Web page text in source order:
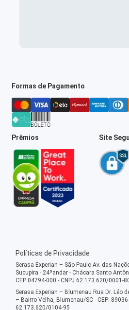
Formas de Pagamento
Prêmios Site
Políticas de Privacidade
Serasa Experian – São Paulo Av. das
Sucupira - 24ºandar - Chácara Santo
CEP:04794-000 - CNPJ 62.173.620/0001-
Serasa Experian – Blumenau Rua Dr. Léo
– Bairro Velha, Blumenau/SC - CEP:
62.173.620/0104-95